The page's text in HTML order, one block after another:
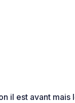
il est avant mais